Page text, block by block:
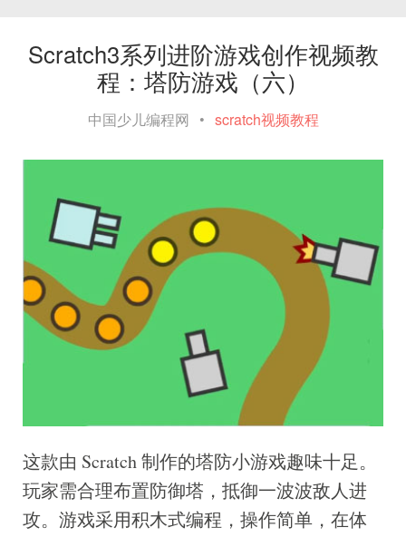
Scratch3系列进阶游戏创作视频教
程：塔防游戏（六）
中国少儿编程网 • scratch视频教程
这款由 Scratch 制作的塔防小游戏趣味十足。
玩家需合理布置防御塔，抵御一波波敌人进
攻。游戏采用积木式编程，操作简单，在体